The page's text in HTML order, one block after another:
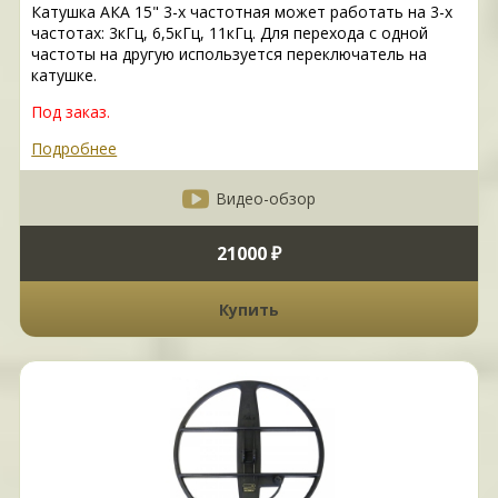
Катушка АКА 15" 3-х частотная может работать на 3-х
частотах: 3кГц, 6,5кГц, 11кГц. Для перехода с одной
частоты на другую используется переключатель на
катушке.
Под заказ.
Подробнее
Видео-обзор
21000 ₽
Купить